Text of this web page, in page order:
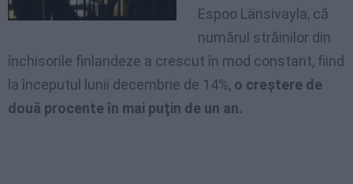
Espoo Länsivayla, că
numărul străinilor din
închisorile finlandeze a crescut în mod constant, fiind
la începutul lunii decembrie de 14%, o creştere de
două procente în mai puţin de un an.